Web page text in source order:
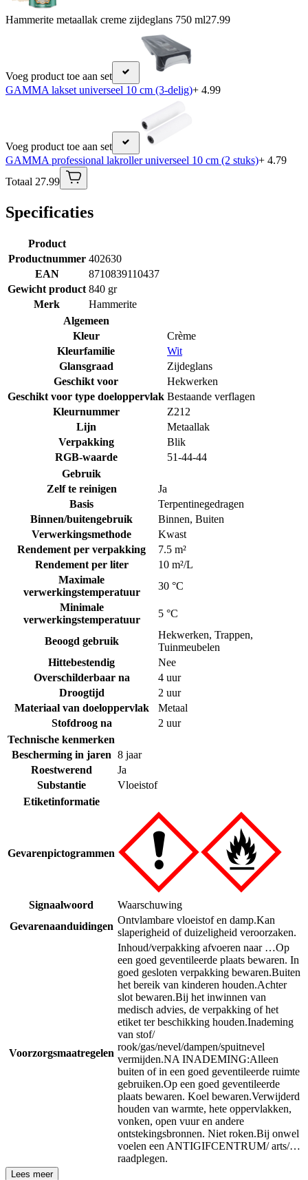
Hammerite metaallak creme zijdeglans 750 ml27.99
Voeg product toe aan set
GAMMA lakset universeel 10 cm (3-delig)+ 4.99
Voeg product toe aan set
GAMMA professional lakroller universeel 10 cm (2 stuks)+ 4.79
Totaal 27.99
Specificaties
Product
Productnummer 402630
EAN
8710839110437
Gewicht product 840 gr
Merk
Hammerite
Algemeen
Kleur
Crème
Kleurfamilie
Wit
Glansgraad
Zijdeglans
Geschikt voor
Hekwerken
Geschikt voor type doeloppervlak Bestaande verflagen
Kleurnummer
Z212
Lijn
Metaallak
Verpakking
Blik
RGB-waarde
51-44-44
Gebruik
Zelf te reinigen
Ja
Basis
Terpentinegedragen
Binnen/buitengebruik
Binnen, Buiten
Verwerkingsmethode
Kwast
Rendement per verpakking
7.5 m²
Rendement per liter
10 m²/L
Maximale
verwerkingstemperatuur
30 °C
Minimale
verwerkingstemperatuur
5 °C
Beoogd gebruik
Hekwerken, Trappen,
Tuinmeubelen
Hittebestendig
Nee
Overschilderbaar na
4 uur
Droogtijd
2 uur
Materiaal van doeloppervlak
Metaal
Stofdroog na
2 uur
Technische kenmerken
Bescherming in jaren 8 jaar
Roestwerend
Ja
Substantie
Vloeistof
Etiketinformatie
Gevarenpictogrammen
Signaalwoord
Waarschuwing
Gevarenaanduidingen
Ontvlambare vloeistof en damp.Kan
slaperigheid of duizeligheid veroorzaken.
Voorzorgsmaatregelen
Inhoud/verpakking afvoeren naar …Op
een goed geventileerde plaats bewaren. In
goed gesloten verpakking bewaren.Buiten
het bereik van kinderen houden.Achter
slot bewaren.Bij het inwinnen van
medisch advies, de verpakking of het
etiket ter beschikking houden.Inademing
van stof/
rook/gas/nevel/dampen/spuitnevel
vermijden.NA INADEMING:Alleen
buiten of in een goed geventileerde ruimte
gebruiken.Op een goed geventileerde
plaats bewaren. Koel bewaren.Verwijderd
houden van warmte, hete oppervlakken,
vonken, open vuur en andere
ontstekingsbronnen. Niet roken.Bij onwel
voelen een ANTIGIFCENTRUM/ arts/…
raadplegen.
Lees meer